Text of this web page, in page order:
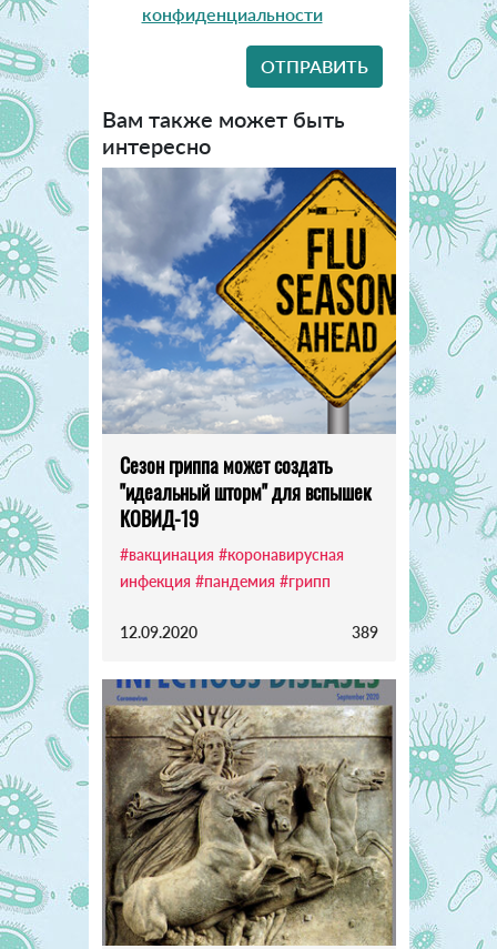
конфиденциальности
Вам также может быть
интересно
Сезон гриппа может создать
"идеальный шторм" для вспышек
КОВИД-19
#вакцинация #коронавирусная
инфекция #пандемия #грипп
12.09.2020 389